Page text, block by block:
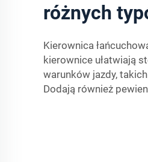
różnych
Kierownica
kierownice ułatwiają
warunków jazdy,
Dodają również